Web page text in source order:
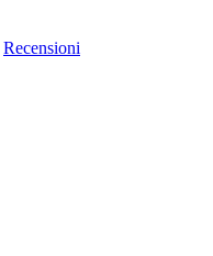
Recensioni